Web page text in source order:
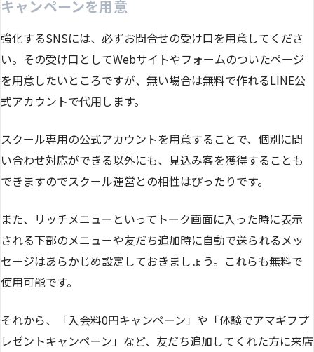
キャンペーンを用意
強化するSNSには、必ずお問合せの受け口を用意してくださ
い。その受け口としてWebサイトやフォームのついたページ
を用意したいところですが、無い場合は無料で作れるLINE公
式アカウントで代用します。
スクール専用の公式アカウントを用意することで、個別に問
い合わせ対応ができる以外にも、見込み客を獲得することも
できますのでスクール運営との相性はぴったりです。
また、リッチメニューといってトーク画面に入った時に表示
される下部のメニューや友だち追加時に自動で送られるメッ
セージはあらかじめ設定しておきましょう。これらも無料で
使用可能です。
それから、「入会料0円キャンペーン」や「体験でアマギフプ
レゼントキャンペーン」など、友だち追加してくれた方に来店